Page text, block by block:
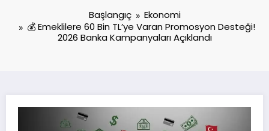
Başlangıç
Ekonomi
💰 Emeklilere 60 Bin TL’ye Varan Promosyon Desteği!
2026 Banka Kampanyaları Açıklandı